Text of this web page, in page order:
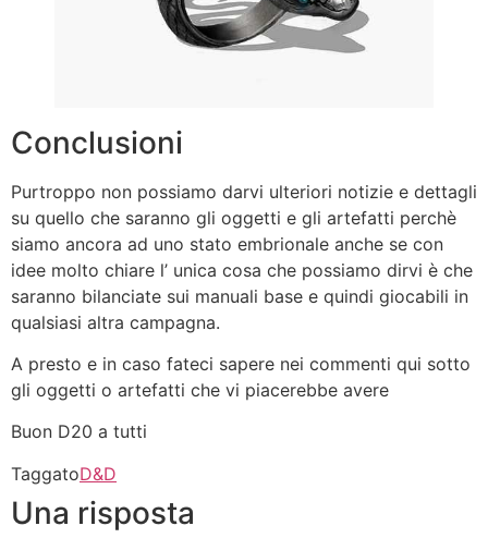
Conclusioni
Purtroppo non possiamo darvi ulteriori notizie e dettagli
su quello che saranno gli oggetti e gli artefatti perchè
siamo ancora ad uno stato embrionale anche se con
idee molto chiare l’ unica cosa che possiamo dirvi è che
saranno bilanciate sui manuali base e quindi giocabili in
qualsiasi altra campagna.
A presto e in caso fateci sapere nei commenti qui sotto
gli oggetti o artefatti che vi piacerebbe avere
Buon D20 a tutti
TaggatoD&D
Una risposta